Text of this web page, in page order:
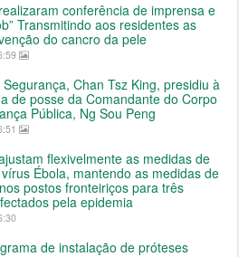
conferência de imprensa e
Transmitindo aos residentes as
do cancro da pele
Chan Tsz King, presidiu à
de posse da Comandante do Corpo
Pública, Ng Sou Peng
flexivelmente as medidas de
Ébola, mantendo as medidas de
postos fronteiriços para três
pela epidemia
de instalação de próteses